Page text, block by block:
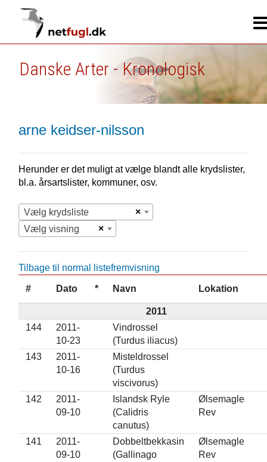
Danske Arter - Kronologisk
arne keidser-nilsson
Herunder er det muligt at vælge blandt alle krydslister,
bl.a. årsartslister, kommuner, osv.
×
Vælg krydsliste
×
Vælg visning
Tilbage til normal listefremvisning
# Dato * Navn Lokation
2011
144
2011-
10-23
Vindrossel
(Turdus iliacus)
143
2011-
10-16
Misteldrossel
(Turdus
viscivorus)
142
2011-
09-10
Islandsk Ryle
(Calidris
canutus)
Ølsemagle
Rev
141
2011-
09-10
Dobbeltbekkasin
(Gallinago
Ølsemagle
Rev